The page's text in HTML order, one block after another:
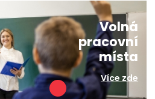
Volná
pracovní
místa
Více zde